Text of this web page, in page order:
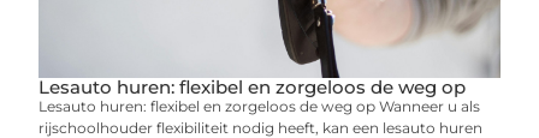
Lesauto huren: flexibel en zorgeloos de weg op
Lesauto huren: flexibel en zorgeloos de weg op Wanneer u als
rijschoolhouder flexibiliteit nodig heeft, kan een lesauto huren